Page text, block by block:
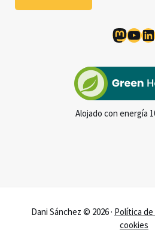
Alojado con energía
Dani Sánchez © 2026 · Política
cookies